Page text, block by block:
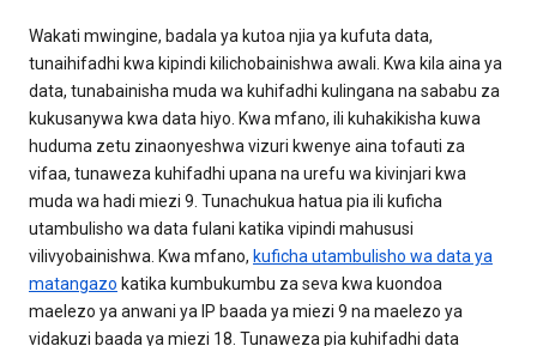
Wakati mwingine, badala ya kutoa njia ya kufuta data,
tunaihifadhi kwa kipindi kilichobainishwa awali. Kwa kila aina ya
data, tunabainisha muda wa kuhifadhi kulingana na sababu za
kukusanywa kwa data hiyo. Kwa mfano, ili kuhakikisha kuwa
huduma zetu zinaonyeshwa vizuri kwenye aina tofauti za
vifaa, tunaweza kuhifadhi upana na urefu wa kivinjari kwa
muda wa hadi miezi 9. Tunachukua hatua pia ili kuficha
utambulisho wa data fulani katika vipindi mahususi
vilivyobainishwa. Kwa mfano, kuficha utambulisho wa data ya
matangazo katika kumbukumbu za seva kwa kuondoa
maelezo ya anwani ya IP baada ya miezi 9 na maelezo ya
vidakuzi baada ya miezi 18. Tunaweza pia kuhifadhi data